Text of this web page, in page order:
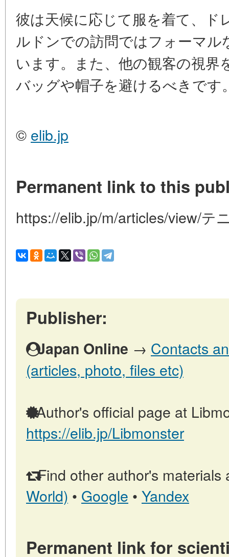
彼は天候に応じて服を着て、ド
ルドンでの訪問ではフォーマ
います。また、他の観客の視界
バッグや帽子を避けるべきです
© elib.jp
Permanent link to this
https://elib.jp/m/articles/view/テ
Publisher:
Japan Online → Contacts
(articles, photo, files etc)
Author's official page at
https://elib.jp/Libmonster
Find other author's materials
World) • Google • Yandex
Permanent link for